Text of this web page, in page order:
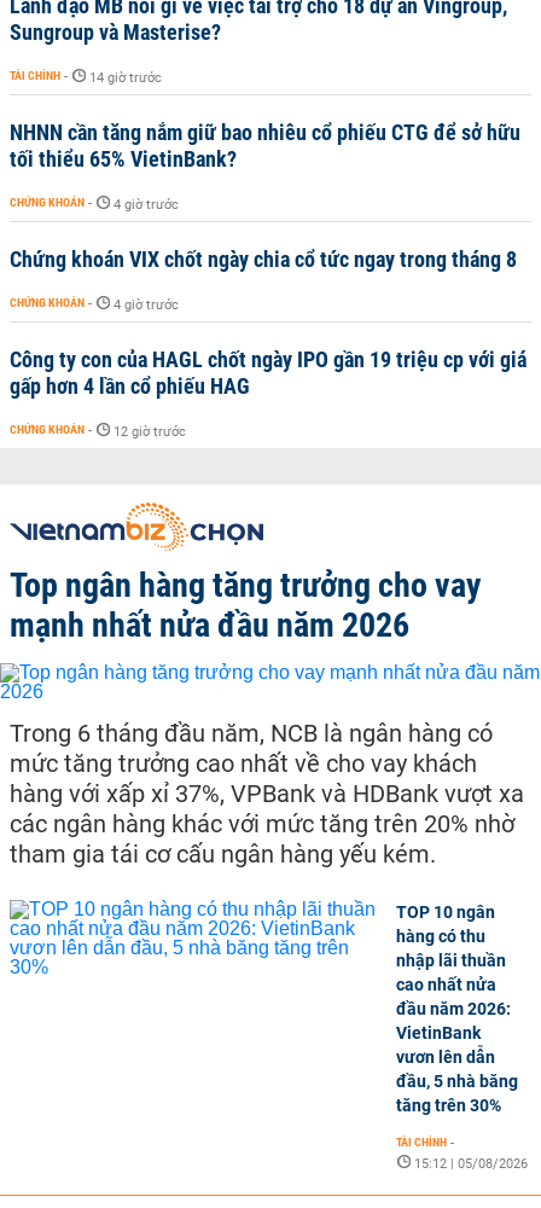
Lãnh đạo MB nói gì về việc tài trợ cho 18 dự án Vingroup,
Sungroup và Masterise?
TÀI CHÍNH - 14 giờ trước
NHNN cần tăng nắm giữ bao nhiêu cổ phiếu CTG để sở hữu
tối thiểu 65% VietinBank?
CHỨNG KHOÁN - 4 giờ trước
Chứng khoán VIX chốt ngày chia cổ tức ngay trong tháng 8
CHỨNG KHOÁN - 4 giờ trước
Công ty con của HAGL chốt ngày IPO gần 19 triệu cp với giá
gấp hơn 4 lần cổ phiếu HAG
CHỨNG KHOÁN - 12 giờ trước
Top ngân hàng tăng trưởng cho vay
mạnh nhất nửa đầu năm 2026
Trong 6 tháng đầu năm, NCB là ngân hàng có
mức tăng trưởng cao nhất về cho vay khách
hàng với xấp xỉ 37%, VPBank và HDBank vượt xa
các ngân hàng khác với mức tăng trên 20% nhờ
tham gia tái cơ cấu ngân hàng yếu kém.
TOP 10 ngân
hàng có thu
nhập lãi thuần
cao nhất nửa
đầu năm 2026:
VietinBank
vươn lên dẫn
đầu, 5 nhà băng
tăng trên 30%
TÀI CHÍNH -
15:12 | 05/08/2026